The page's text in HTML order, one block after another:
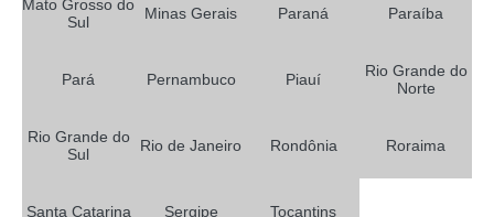
empresa de tela anti pássaro Poço Redondo
empresa de tela sombreamento fts vermelha Porto Nacional
tela de sombreamento clarinet Cidade Universitária
Mato Grosso do
Sul
Minas Gerais Paraná Paraíba
Pará Pernambuco Piauí
Rio Grande do
Norte
Rio Grande do
Sul
Rio de Janeiro Rondônia Roraima
Santa Catarina Sergipe Tocantins